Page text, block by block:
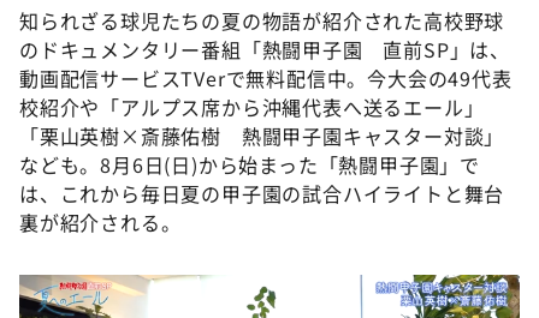
知られざる球児たちの夏の物語が紹介された高校野球
のドキュメンタリー番組「熱闘甲子園 直前SP」は、
動画配信サービスTVerで無料配信中。今大会の49代表
校紹介や「アルプス席から沖縄代表へ送るエール」
「栗山英樹×斎藤佑樹 熱闘甲子園キャスター対談」
なども。8月6日(日)から始まった「熱闘甲子園」で
は、これから毎日夏の甲子園の試合ハイライトと舞台
裏が紹介される。